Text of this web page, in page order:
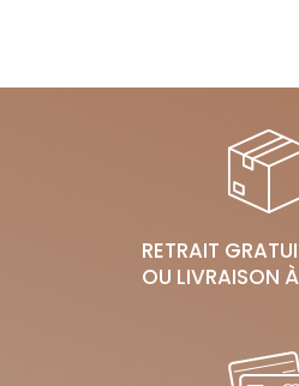
RETRAIT
OU LIVRAISON